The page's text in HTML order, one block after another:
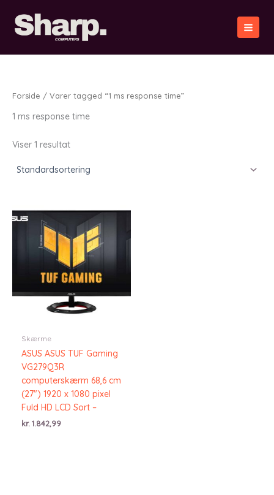
indholdet
Forside / Varer tagged “1 ms response time”
1 ms response time
Viser 1 resultat
Skærme
ASUS ASUS TUF Gaming
VG279Q3R
computerskærm 68,6 cm
(27″) 1920 x 1080 pixel
Fuld HD LCD Sort –
kr. 1.842,99